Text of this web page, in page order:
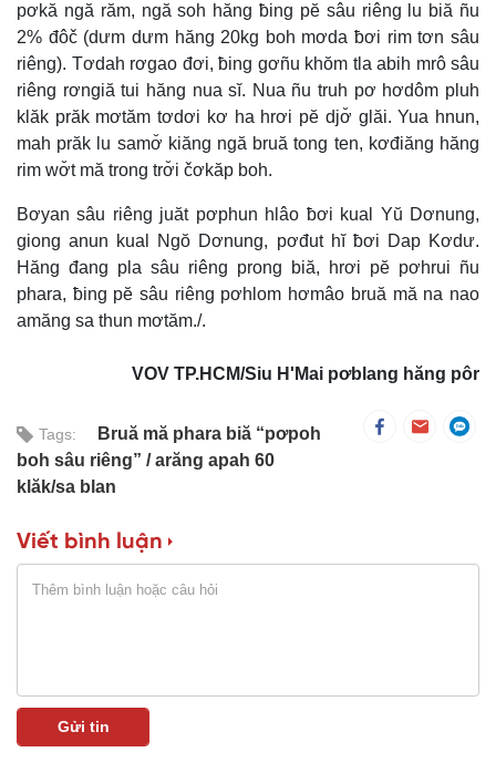
pơkă ngă răm, ngă soh hăng ƀing pĕ sâu riêng lu biă ñu
2% đôč (dưm dưm hăng 20kg boh mơda ƀơi rim tơn sâu
riêng). Tơdah rơgao đơi, ƀing gơñu khŏm tla abih mrô sâu
riêng rơngiă tui hăng nua sĭ. Nua ñu truh pơ hơdôm pluh
klăk prăk mơtăm tơdơi kơ ha hrơi pĕ djơ̆ glăi. Yua hnun,
mah prăk lu samơ̆ kiăng ngă bruă tong ten, kơđiăng hăng
rim wơ̆t mă trong trơ̆i čơkăp boh.
Bơyan sâu riêng juăt pơphun hlâo ƀơi kual Yŭ Dơnung,
giong anun kual Ngŏ Dơnung, pơđut hĭ ƀơi Dap Kơdư.
Hăng đang pla sâu riêng prong biă, hrơi pĕ pơhrui ñu
phara, ƀing pĕ sâu riêng pơhlom hơmâo bruă mă na nao
amăng sa thun mơtăm./.
VOV TP.HCM/Siu H'Mai pơblang hăng pôr
Tags:
Bruă mă phara biă “pơpoh
boh sâu riêng”
arăng apah 60
klăk/sa blan
Viết bình luận